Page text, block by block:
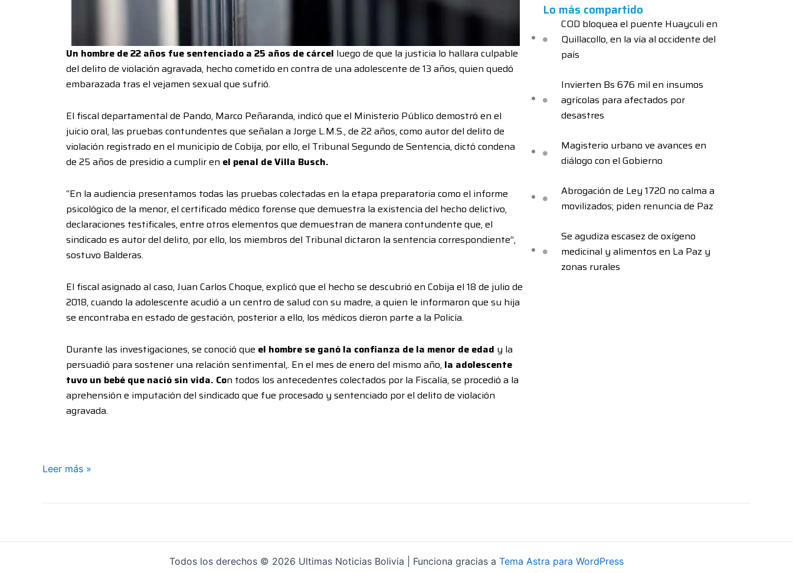
Un hombre de 22 años fue sentenciado a 25 años de cárcel luego de que la justicia lo hallara culpable
del delito de violación agravada, hecho cometido en contra de una adolescente de 13 años, quien quedó
embarazada tras el vejamen sexual que sufrió.
El fiscal departamental de Pando, Marco Peñaranda, indicó que el Ministerio Público demostró en el
juicio oral, las pruebas contundentes que señalan a Jorge L.M.S., de 22 años, como autor del delito de
violación registrado en el municipio de Cobija, por ello, el Tribunal Segundo de Sentencia, dictó condena
de 25 años de presidio a cumplir en el penal de Villa Busch.
“En la audiencia presentamos todas las pruebas colectadas en la etapa preparatoria como el informe
psicológico de la menor, el certificado médico forense que demuestra la existencia del hecho delictivo,
declaraciones testificales, entre otros elementos que demuestran de manera contundente que, el
sindicado es autor del delito, por ello, los miembros del Tribunal dictaron la sentencia correspondiente”,
sostuvo Balderas.
El fiscal asignado al caso, Juan Carlos Choque, explicó que el hecho se descubrió en Cobija el 18 de julio de
2018, cuando la adolescente acudió a un centro de salud con su madre, a quien le informaron que su hija
se encontraba en estado de gestación, posterior a ello, los médicos dieron parte a la Policía.
Durante las investigaciones, se conoció que el hombre se ganó la confianza de la menor de edad y la
persuadió para sostener una relación sentimental,. En el mes de enero del mismo año, la adolescente
tuvo un bebé que nació sin vida. Con todos los antecedentes colectados por la Fiscalía, se procedió a la
aprehensión e imputación del sindicado que fue procesado y sentenciado por el delito de violación
agravada.
Lo más compartido
COD bloquea el puente Huayculi en
Quillacollo, en la vía al occidente del
país
Invierten Bs 676 mil en insumos
agrícolas para afectados por
desastres
Magisterio urbano ve avances en
diálogo con el Gobierno
Abrogación de Ley 1720 no calma a
movilizados; piden renuncia de Paz
Se agudiza escasez de oxígeno
medicinal y alimentos en La Paz y
zonas rurales
Leer más »
Todos los derechos © 2026 Ultimas Noticias Bolivia | Funciona gracias a Tema Astra para WordPress